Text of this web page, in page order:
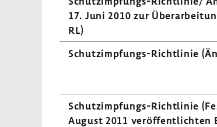
17. Juni 2010 zur
RL)
Schutzimpfungs-​Richtlinie
Schutzimpfungs-​Richtlinie
August 2011 veröf­fent­lichten